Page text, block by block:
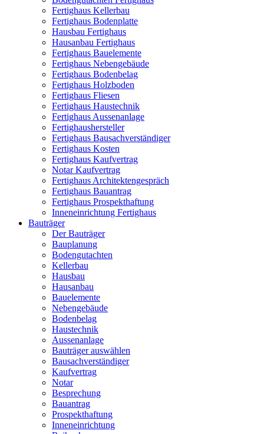
Fertighaus Kellerbau
Fertighaus Bodenplatte
Hausbau Fertighaus
Hausanbau Fertighaus
Fertighaus Bauelemente
Fertighaus Nebengebäude
Fertighaus Bodenbelag
Fertighaus Holzboden
Fertighaus Fliesen
Fertighaus Haustechnik
Fertighaus Aussenanlage
Fertighaushersteller
Fertighaus Bausachverständiger
Fertighaus Kosten
Fertighaus Kaufvertrag
Notar Kaufvertrag
Fertighaus Architektengespräch
Fertighaus Bauantrag
Fertighaus Prospekthaftung
Inneneinrichtung Fertighaus
Bauträger
Der Bauträger
Bauplanung
Bodengutachten
Kellerbau
Hausbau
Hausanbau
Bauelemente
Nebengebäude
Bodenbelag
Haustechnik
Aussenanlage
Bauträger auswählen
Bausachverständiger
Kaufvertrag
Notar
Besprechung
Bauantrag
Prospekthaftung
Inneneinrichtung